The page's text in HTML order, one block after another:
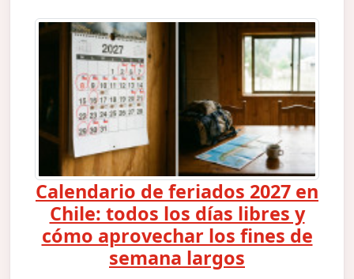
Calendario de feriados 2027 en
Chile: todos los días libres y
cómo aprovechar los fines de
semana largos